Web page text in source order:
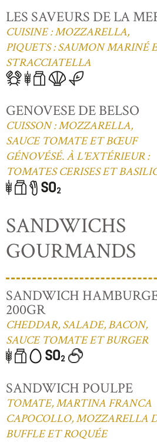
LES SAVEURS DE LA
CUISINE : MOZZARELLA,
PIQUETS : SAUMON MARINÉ
STRACCIATELLA
GENOVESE DE BELSO
CUISSON : MOZZARELLA,
SAUCE TOMATE ET BŒUF
GÉNOVÉSÉ. À L'EXTÉRIEUR :
TOMATES CERISES ET
SANDWICHS
GOURMANDS
SANDWICH
200GR
CHEDDAR, SALADE, BACON,
SAUCE TOMATE ET BURGER
SANDWICH POULPE
TOMATE, MARTINA FRANCA
CAPOCOLLO, MOZZARELLA
BUFFLE ET ROQUÉE